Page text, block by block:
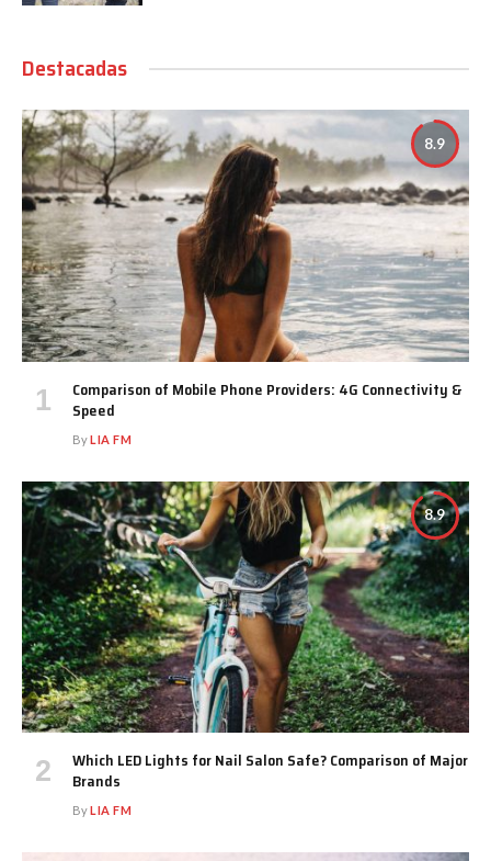
Destacadas
8.9
Comparison of Mobile Phone Providers: 4G Connectivity &
Speed
ByLIA FM
8.9
Which LED Lights for Nail Salon Safe? Comparison of Major
Brands
ByLIA FM